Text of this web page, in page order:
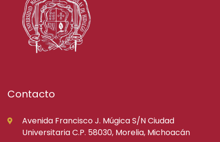
Contacto
Avenida Francisco J. Múgica S/N Ciudad
Universitaria C.P. 58030, Morelia, Michoacán